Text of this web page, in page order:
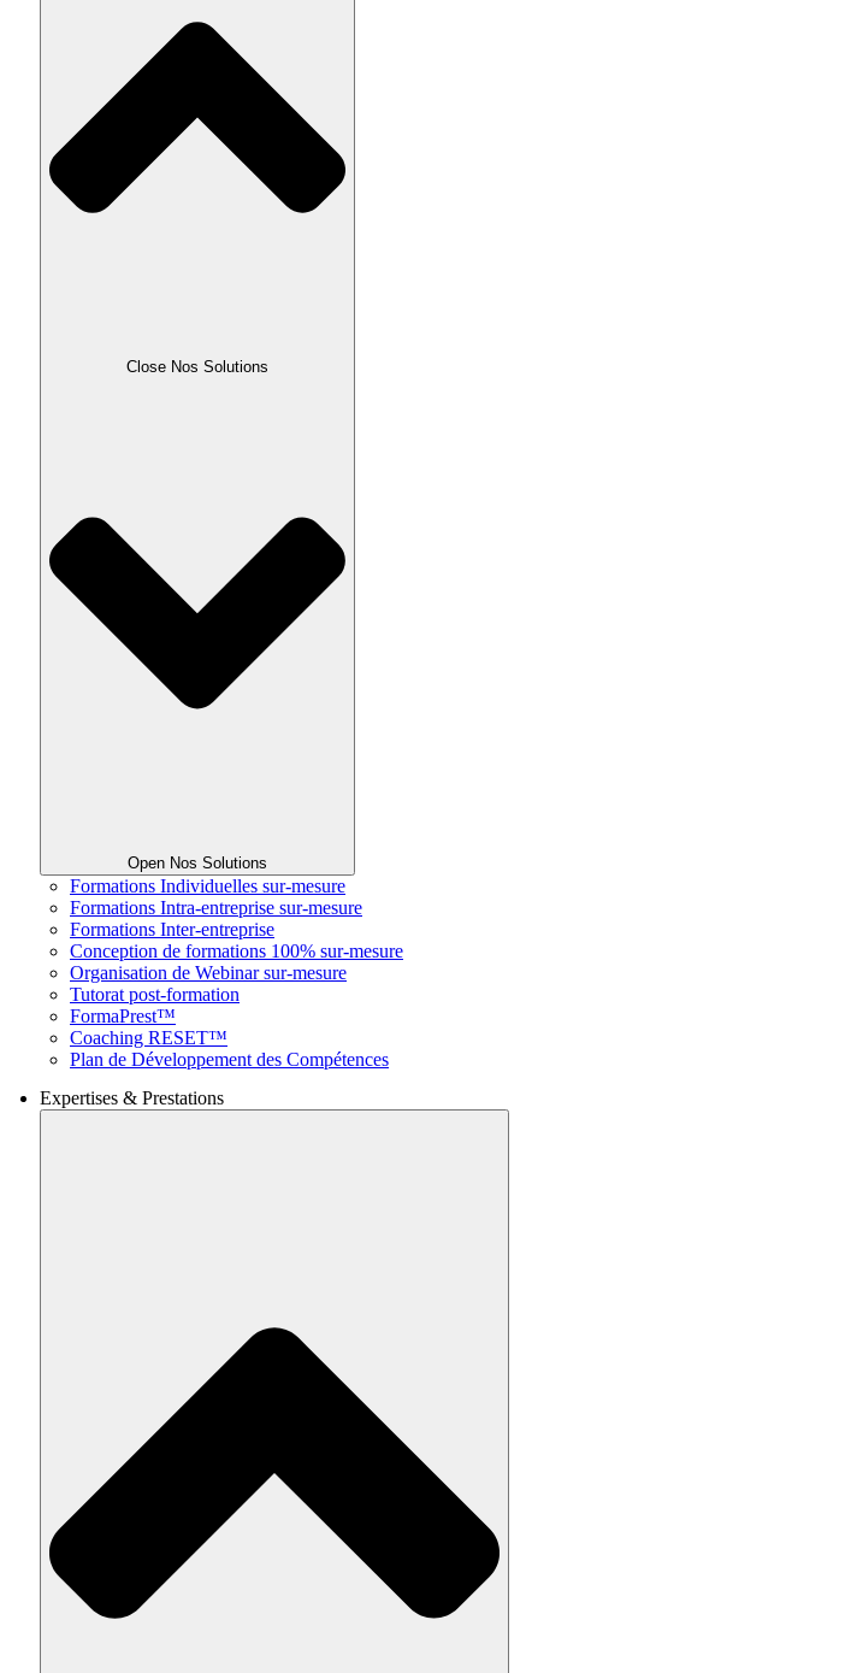
Close Nos Solutions
Open Nos Solutions
Formations Individuelles sur-mesure
Formations Intra-entreprise sur-mesure
Formations Inter-entreprise
Conception de formations 100% sur-mesure
Organisation de Webinar sur-mesure
Tutorat post-formation
FormaPrest™
Coaching RESET™
Plan de Développement des Compétences
Expertises & Prestations